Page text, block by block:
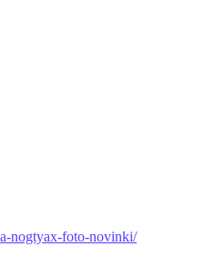
nogtyax-foto-novinki/